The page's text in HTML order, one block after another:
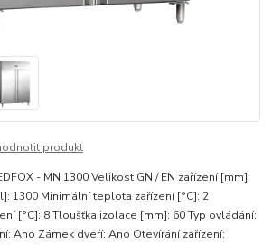
produkt
- MN 1300 Velikost GN / EN zařízení [mm]:
1300 Minimální teplota zařízení [°C]: 2
[°C]: 8 Tloušťka izolace [mm]: 60 Typ ovládání:
Ano Zámek dveří: Ano Otevírání zařízení: